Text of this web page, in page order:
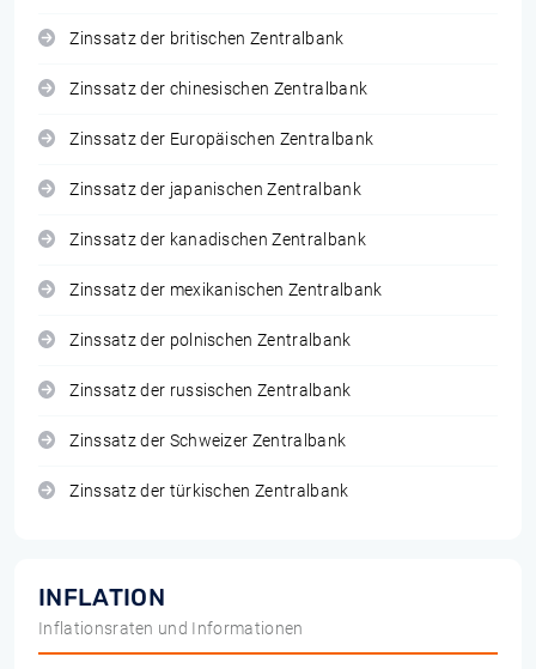
Zinssatz der britischen Zentralbank
Zinssatz der chinesischen Zentralbank
Zinssatz der Europäischen Zentralbank
Zinssatz der japanischen Zentralbank
Zinssatz der kanadischen Zentralbank
Zinssatz der mexikanischen Zentralbank
Zinssatz der polnischen Zentralbank
Zinssatz der russischen Zentralbank
Zinssatz der Schweizer Zentralbank
Zinssatz der türkischen Zentralbank
INFLATION
Inflationsraten und Informationen